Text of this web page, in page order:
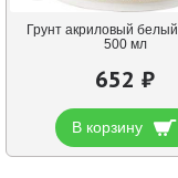
Грунт акриловый
500 мл
652 ₽
В корзину